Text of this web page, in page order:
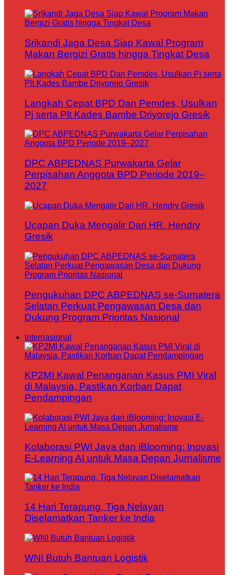
Srikandi Jaga Desa Siap Kawal Program
Makan Bergizi Gratis hingga Tingkat Desa
Langkah Cepat BPD Dan Pemdes, Usulkan
Pj serta Plt Kades Bambe Driyorejo Gresik
DPC ABPEDNAS Purwakarta Gelar
Perpisahan Anggota BPD Periode 2019–
2027
Ucapan Duka Mengalir Dari HR. Hendry
Gresik
Pengukuhan DPC ABPEDNAS se-Sumatera
Selatan Perkuat Pengawasan Desa dan
Dukung Program Prioritas Nasional
Internasional
KP2MI Kawal Penanganan Kasus PMI Viral
di Malaysia, Pastikan Korban Dapat
Pendampingan
Kolaborasi PWI Jaya dan iBlooming: Inovasi
E-Learning AI untuk Masa Depan Jurnalisme
14 Hari Terapung, Tiga Nelayan
Diselamatkan Tanker ke India
WNI Butuh Bantuan Logistik